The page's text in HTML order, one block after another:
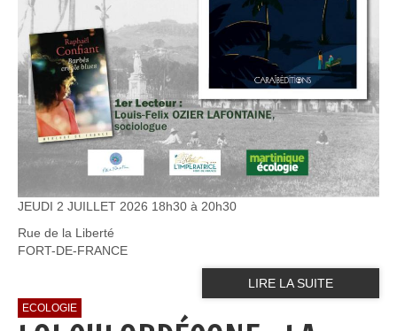
JEUDI 2 JUILLET 2026 18h30 à 20h30
Rue de la Liberté
FORT-DE-FRANCE
LIRE LA SUITE
ECOLOGIE